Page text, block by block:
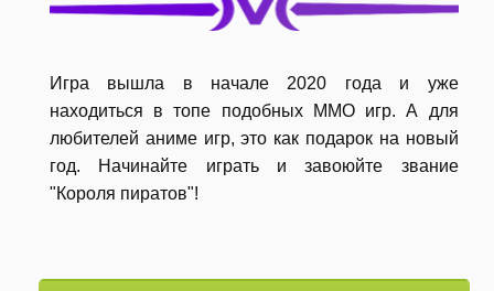
Игра вышла в начале 2020 года и уже
находиться в топе подобных MMO игр. А для
любителей аниме игр, это как подарок на новый
год. Начинайте играть и завоюйте звание
"Короля пиратов"!